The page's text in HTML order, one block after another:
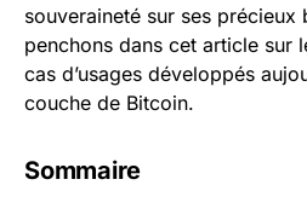
souveraineté sur ses précieux
penchons dans cet article sur
cas d’usages développés
couche de Bitcoin.
Sommaire